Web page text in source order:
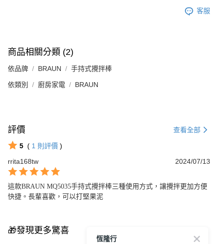
客服
商品相關分類 (2)
依品牌 BRAUN 手持式攪拌棒
依類別 廚房家電 BRAUN
評價 查看全部
5 ( 1 則評價 )
rrita168tw
2024/07/13
這款BRAUN MQ5035手持式攪拌棒三種使用方式，讓攪拌更加方便
快捷。長輩喜歡，可以打堅果泥
🎁發現更多驚喜
恆隆行